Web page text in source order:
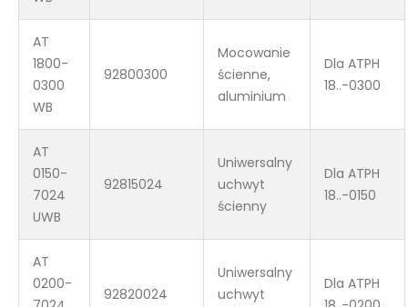
AT
1800-
0300
WB
92800300
Mocowanie
ścienne,
aluminium
Dla ATPH
18..-0300
AT
0150-
7024
UWB
92815024
Uniwersalny
uchwyt
ścienny
Dla ATPH
18..-0150
AT
0200-
92820024
Uniwersalny
uchwyt
Dla ATPH